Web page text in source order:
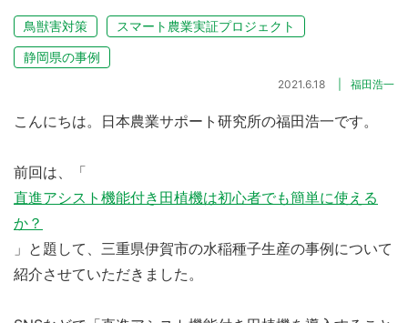
鳥獣害対策
スマート農業実証プロジェクト
静岡県の事例
2021.6.18 福田浩一
こんにちは。日本農業サポート研究所の福田浩一です。
前回は、「
直進アシスト機能付き田植機は初心者でも簡単に使える
か？
」と題して、三重県伊賀市の水稲種子生産の事例について
紹介させていただきました。